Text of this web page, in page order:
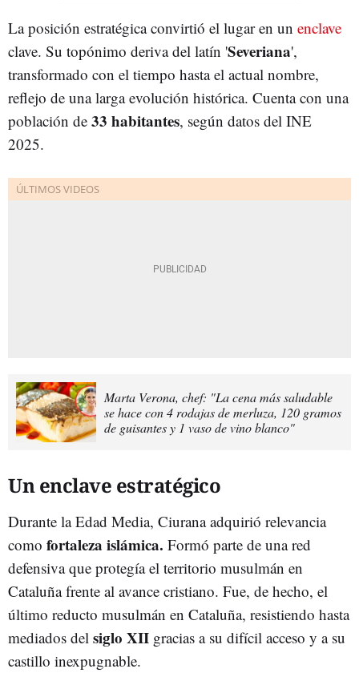
La posición estratégica convirtió el lugar en un enclave
clave. Su topónimo deriva del latín 'Severiana',
transformado con el tiempo hasta el actual nombre,
reflejo de una larga evolución histórica. Cuenta con una
población de 33 habitantes, según datos del INE
2025.
Marta Verona, chef: "La cena más saludable
se hace con 4 rodajas de merluza, 120 gramos
de guisantes y 1 vaso de vino blanco"
Un enclave estratégico
Durante la Edad Media, Ciurana adquirió relevancia
como fortaleza islámica. Formó parte de una red
defensiva que protegía el territorio musulmán en
Cataluña frente al avance cristiano. Fue, de hecho, el
último reducto musulmán en Cataluña, resistiendo hasta
mediados del siglo XII gracias a su difícil acceso y a su
castillo inexpugnable.